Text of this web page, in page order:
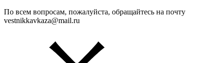
По всем вопросам, пожалуйста, обращайтесь на почту
vestnikkavkaza@mail.ru